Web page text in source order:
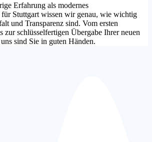
Erfahrung als modernes
für Stuttgart wissen wir genau, wie wichtig
und Transparenz sind. Vom ersten
zur schlüsselfertigen Übergabe Ihrer neuen
sind Sie in guten Händen.